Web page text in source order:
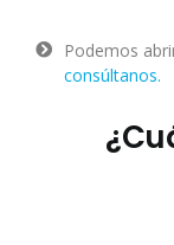
Podemos
consúltanos.